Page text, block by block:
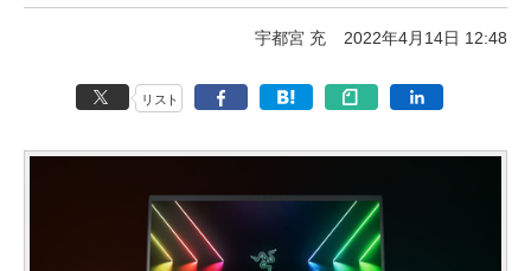
宇都宮 充 2022年4月14日 12:48
リスト